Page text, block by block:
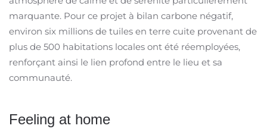
marquante. Pour ce projet à bilan carbone négatif,
environ six millions de tuiles en terre cuite provenant de
plus de 500 habitations locales ont été réemployées,
renforçant ainsi le lien profond entre le lieu et sa
communauté.
Feeling at home